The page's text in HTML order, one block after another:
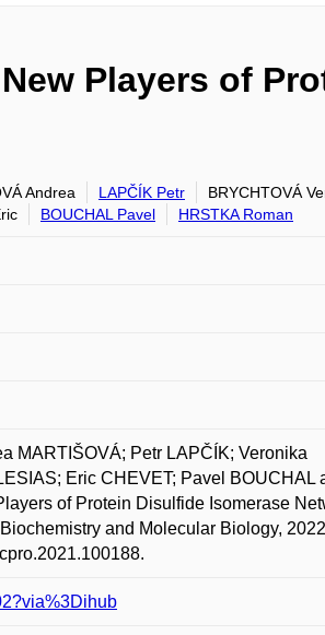
Players of
Andrea LAPČÍK Petr
BRYCHTOVÁ
BOUCHAL Pavel HRSTKA Roman
MARTIŠOVÁ; Petr LAPČÍK; Veronika
Eric CHEVET; Pavel BOUCHAL
of Protein Disulfide Isomerase
and Molecular Biology,